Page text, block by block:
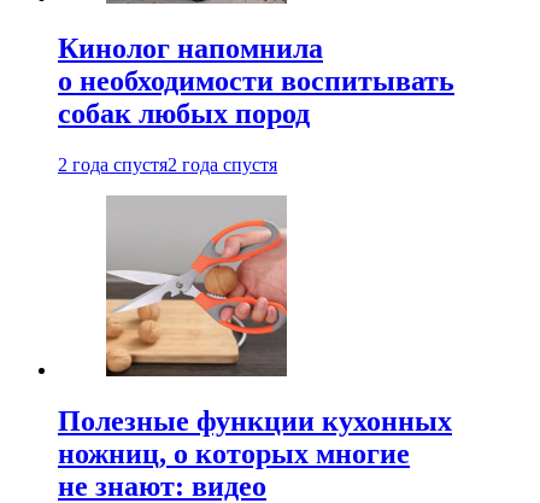
Кинолог напомнила
о необходимости воспитывать
собак любых пород
2 года спустя2 года спустя
Полезные функции кухонных
ножниц, о которых многие
не знают: видео